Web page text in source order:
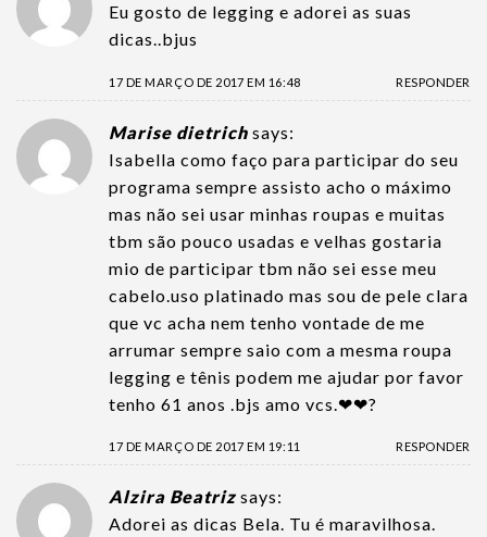
Eu gosto de legging e adorei as suas
dicas..bjus
17 DE MARÇO DE 2017 EM 16:48 RESPONDER
Marise dietrich says:
Isabella como faço para participar do seu
programa sempre assisto acho o máximo
mas não sei usar minhas roupas e muitas
tbm são pouco usadas e velhas gostaria
mio de participar tbm não sei esse meu
cabelo.uso platinado mas sou de pele clara
que vc acha nem tenho vontade de me
arrumar sempre saio com a mesma roupa
legging e tênis podem me ajudar por favor
tenho 61 anos .bjs amo vcs.❤❤?
17 DE MARÇO DE 2017 EM 19:11 RESPONDER
Alzira Beatriz says:
Adorei as dicas Bela. Tu é maravilhosa.